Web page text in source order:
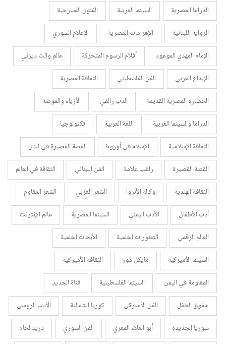
الدراما المصرية السينما العربية
الفنون المسرحية
الرواية اللبنانية
الإهرامات المصرية
الإعلام السوري
الإمام المهدي الموعود
أفلام الرسوم المتحركة
عالم والت ديزني
الإبداع العربي
الفن الفلسطيني
الثقافة المصرية
الحضارة المصرية القديمة
الدب رالفي
الأزياء والموضة
الدراما والسينما الغربية
اللغة العربية
تكنولوجيا
الثقافة الإسلامية
الإسلام في أوروبا
القصة القصيرة في لبنان
القصة القصيرة
راغب علامة الفن اللبناني
الثقافة في العالم
الثقافة الهندية
وكالة الأنروا الشعر العربي
الشعر المقاوم
أدب الأطفال
الأدب اليمني السينما المصرية
عالم الإنترنت
العالم الرقمي
التطورات العلمية
الأبحاث العلمية
السينما الأميركية
مايكل مور
الثقافة الأميركية
المقاومة في اليمن
السينما الفلسطينية
قناة الجديد
حقوق الطفل
الفن الأميركي كوريا الشمالية
الأدب الروسي
سوريا الجديدة
أبو العلاء المعري الفن السوري
دريد لحام